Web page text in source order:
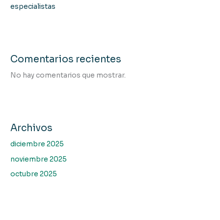
especialistas
Comentarios recientes
No hay comentarios que mostrar.
Archivos
diciembre 2025
noviembre 2025
octubre 2025